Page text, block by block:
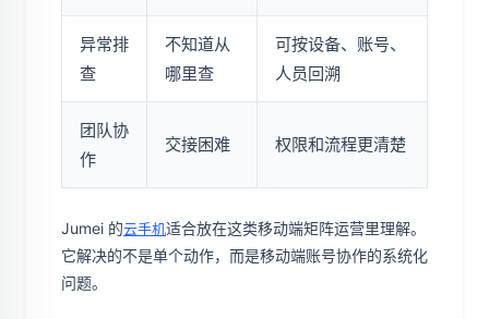
异常排
查
不知道从
哪里查
可按设备、账号、
人员回溯
团队协
作
交接困难 权限和流程更清楚
Jumei 的云手机适合放在这类移动端矩阵运营里理解。
它解决的不是单个动作，而是移动端账号协作的系统化
问题。